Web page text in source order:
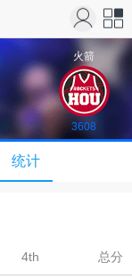
站导
航
火箭
3608
统计
4th 总分